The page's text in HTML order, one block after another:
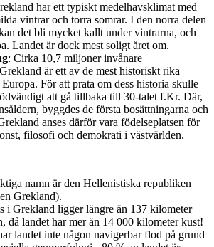
har ett typiskt medelhavsklimat med
vintrar och torra somrar. I den norra delen
det bli mycket kallt under vintrarna, och
Landet är dock mest soligt året om.
: Cirka 10,7 miljoner invånare
är ett av de mest historiskt rika
För att prata om dess historia skulle
att gå tillbaka till 30-talet f.Kr. Där,
byggdes de första bosättningarna och
anses därför vara födelseplatsen för
filosofi och demokrati i västvärlden.
namn är den Hellenistiska republiken
Grekland).
i Grekland ligger längre än 137 kilometer
då landet har mer än 14 000 kilometer kust!
landet inte någon navigerbar flod på grund